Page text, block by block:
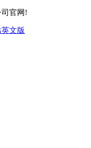
官网!
英文版